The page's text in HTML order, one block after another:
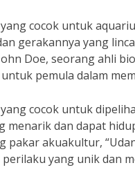
cocok untuk
gerakannya yang
Doe, seorang ahli
pemula dalam
cocok untuk
menarik dan dapat
pakar akuakultur,
yang unik dan